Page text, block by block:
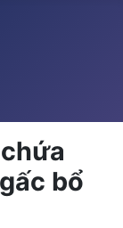
bổ